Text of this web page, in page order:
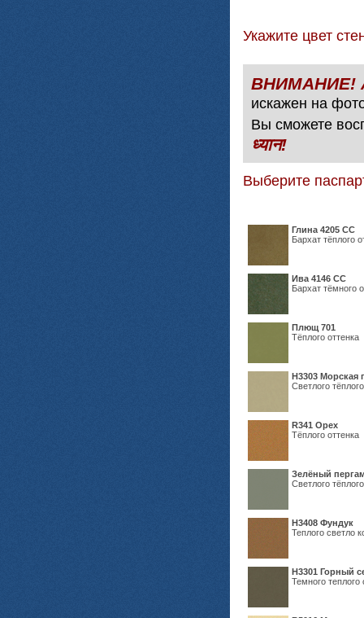
Укажите цвет
искажен на
Вы сможете
ध्यान!
Выберите
Глина 4205 СС
Бархат тёплого
Ива 4146 СС
Бархат тёмного
Плющ 701
Тёплого оттенка
H3303 Морская
Светлого
R341 Орех
Тёплого оттенка
Зелёный
Светлого
Н3408 Фундук
Теплого светло
Н3301 Горный
Темного теплого